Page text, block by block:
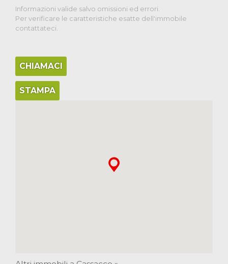
Informazioni valide salvo omissioni ed errori.
Per verificare le caratteristiche esatte dell'immobile
contattateci.
CHIAMACI
STAMPA